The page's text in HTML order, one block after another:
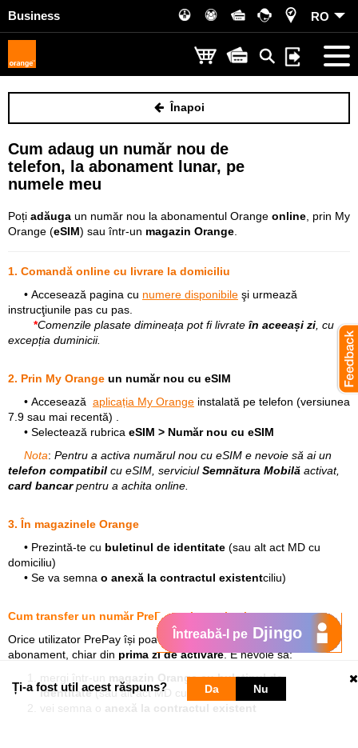
Business RO
Înapoi
Cum adaug un număr nou de
telefon, la abonament lunar, pe
numele meu
Poți adăuga un număr nou la abonamentul Orange online , prin My
Orange (eSIM) sau într-un magazin Orange
1. Comandă online cu livrare la domiciliu
• Accesează pagina cu numere disponibile şi urmează
instrucţiunile pas cu pas.
*Comenzile plasate dimineața pot fi livrate în aceeași zi , cu
excepția duminicii.
2. Prin My Orange un număr nou cu eSIM
• Accesează aplicația My Orange instalată pe telefon (versiunea
7.9 sau mai recentă) .
• Selectează rubrica eSIM > Număr nou cu eSIM
Nota: Pentru a activa numărul nou cu eSIM e nevoie să ai un
telefon compatibil cu eSIM, serviciulSemnătura Mobilă activat,
card bancarpentru a achita online.
3. În magazinele Orange
• Prezintă-te cu buletinul de identitate (sau alt act MD cu
domiciliu)
• Se va semna o anexă la contractul existentciliu)
Cum transfer un număr PrePay existent la abonament
Orice utilizator PrePay își poate transfera gratuit numărul la
abonament, chiar din prima zi de activare. E nevoie să:
mergi într-un magazin Orange cu buletinul de
identitate (sau alt act MD cu domiciliu)
vei semna o anexă la contractul existent
Ți-a fost util acest răspuns? Da Nu
Întreabă-l pe Djingo